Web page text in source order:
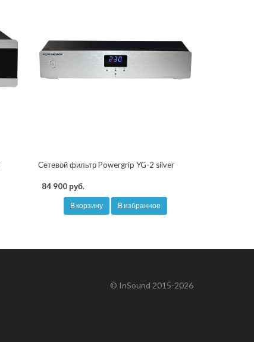
Сетевой фильтр Powergrip YG-2 silver
84 900 руб.
В корзину В избранное
© InSound 2015-2026